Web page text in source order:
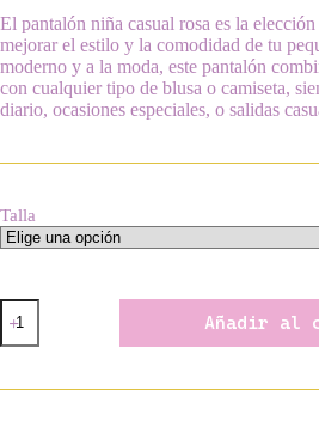
era:
$54,000,00.
es:
$45,000,00.
El pantalón niña casual rosa es la elección
mejorar el estilo y la comodidad de tu
moderno y a la moda, este pantalón
con cualquier tipo de blusa o camiseta,
diario, ocasiones especiales, o salidas
Talla
Pantalón
Casual
Rosa
Añadir al